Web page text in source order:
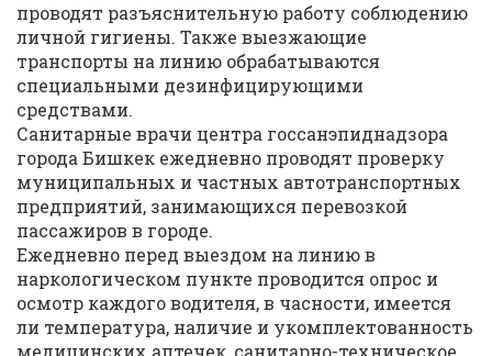
проводят разъяснительную работу соблюдению
личной гигиены. Также выезжающие
транспорты на линию обрабатываются
специальными дезинфицирующими
средствами.
Санитарные врачи центра госсанэпиднадзора
города Бишкек ежедневно проводят проверку
муниципальных и частных автотранспортных
предприятий, занимающихся перевозкой
пассажиров в городе.
Ежедневно перед выездом на линию в
наркологическом пункте проводится опрос и
осмотр каждого водителя, в часности, имеется
ли температура, наличие и укомплектованность
медицинских аптечек, санитарно-техническое